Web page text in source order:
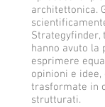
architettonica.
hanno avuto la
esprimere
opinioni e idee,
trasformate in
strutturati.